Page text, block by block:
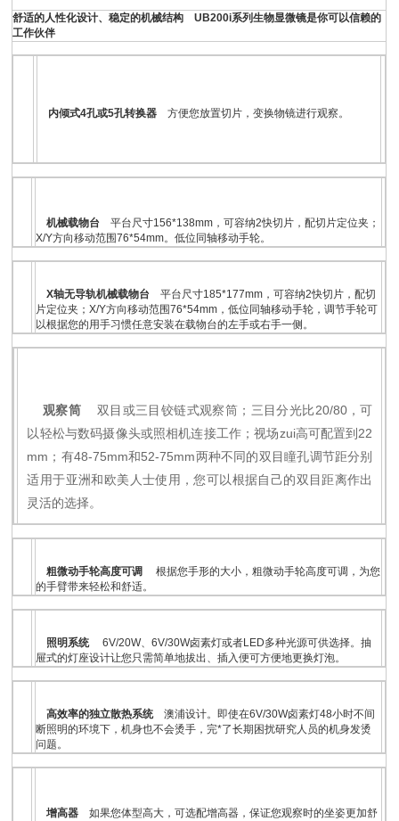
舒适的人性化设计、稳定的机械结构 UB200i系列生物显微镜是你可以信赖的
工作伙伴
内倾式4孔或5孔转换器 方便您放置切片，变换物镜进行观察。
机械载物台 平台尺寸156*138mm，可容纳2快切片，配切片定位夹；
X/Y方向移动范围76*54mm。低位同轴移动手轮。
X轴无导轨机械载物台 平台尺寸185*177mm，可容纳2快切片，配切
片定位夹；X/Y方向移动范围76*54mm，低位同轴移动手轮，调节手轮可
以根据您的用手习惯任意安装在载物台的左手或右手一侧。
观察筒 双目或三目铰链式观察筒；三目分光比20/80，可
以轻松与数码摄像头或照相机连接工作；视场zui高可配置到22
mm；有48-75mm和52-75mm两种不同的双目瞳孔调节距分别
适用于亚洲和欧美人士使用，您可以根据自己的双目距离作出
灵活的选择。
粗微动手轮高度可调
根据您手形的大小，粗微动手轮高度可调，为您
的手臂带来轻松和舒适。
照明系统6V/20W、6V/30W卤素灯或者LED多种光源可供选择。抽
屉式的灯座设计让您只需简单地拔出、插入便可方便地更换灯泡。
高效率的独立散热系统澳浦设计。即使在6V/30W卤素灯48小时不间
断照明的环境下，机身也不会烫手，完*了长期困扰研究人员的机身发烫
问题。
增高器 如果您体型高大，可选配增高器，保证您观察时的坐姿更加舒